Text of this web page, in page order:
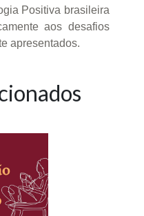
Positiva brasileira
aos desafios
apresentados.